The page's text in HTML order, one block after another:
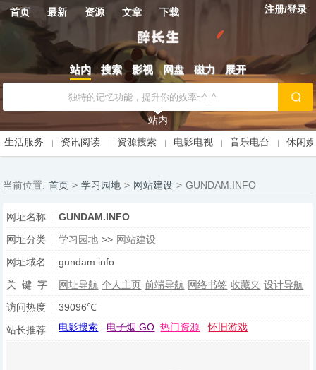
首页 最新 资源 文章 下载 注册/登录
站内 搜索 影视 网盘 磁力 展开
站内
生活服务
资讯阅读 资源搜索 电影电视 音乐电台 休闲
当前位置: 首页 > 学习园地 > 网站建设 > GUNDAM.INFO
网址名称
GUNDAM.INFO
网址分类
学习园地 >> 网站建设
网址域名
gundam.info
关 键 字
网址导航 个人主页 前端导航 网络书签 收藏夹 设计导航
访问热度
39096℃
站长推荐
电影搜索 电子烟 GO 热门资源 怀旧游戏